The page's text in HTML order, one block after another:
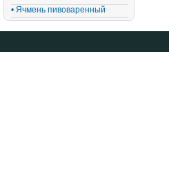
• Ячмень пивоваренный